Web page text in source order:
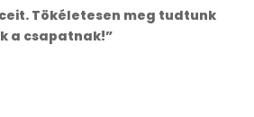
Tökéletesen meg tudtunk
a csapatnak!”